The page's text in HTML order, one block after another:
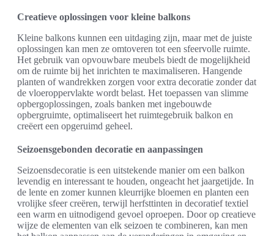
Creatieve oplossingen voor kleine balkons
Kleine balkons kunnen een uitdaging zijn, maar met de juiste
oplossingen kan men ze omtoveren tot een sfeervolle ruimte.
Het gebruik van opvouwbare meubels biedt de mogelijkheid
om de ruimte bij het inrichten te maximaliseren. Hangende
planten of wandrekken zorgen voor extra decoratie zonder dat
de vloeroppervlakte wordt belast. Het toepassen van slimme
opbergoplossingen, zoals banken met ingebouwde
opbergruimte, optimaliseert het ruimtegebruik balkon en
creëert een opgeruimd geheel.
Seizoensgebonden decoratie en aanpassingen
Seizoensdecoratie is een uitstekende manier om een balkon
levendig en interessant te houden, ongeacht het jaargetijde. In
de lente en zomer kunnen kleurrijke bloemen en planten een
vrolijke sfeer creëren, terwijl herfsttinten in decoratief textiel
een warm en uitnodigend gevoel oproepen. Door op creatieve
wijze de elementen van elk seizoen te combineren, kan men